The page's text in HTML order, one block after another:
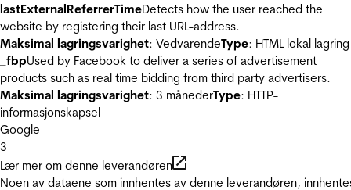
lastExternalReferrerTimeDetects how the user reached the
website by registering their last URL-address.
Maksimal lagringsvarighet: VedvarendeType: HTML lokal lagring
_fbpUsed by Facebook to deliver a series of advertisement
products such as real time bidding from third party advertisers.
Maksimal lagringsvarighet: 3 månederType: HTTP-
informasjonskapsel
Google
3
Lær mer om denne leverandøren
Noen av dataene som innhentes av denne leverandøren,